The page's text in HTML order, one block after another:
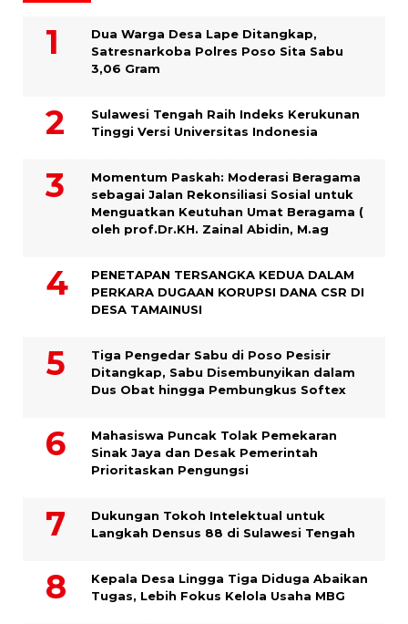
Dua Warga Desa Lape Ditangkap,
Satresnarkoba Polres Poso Sita Sabu
3,06 Gram
Sulawesi Tengah Raih Indeks Kerukunan
Tinggi Versi Universitas Indonesia
Momentum Paskah: Moderasi Beragama
sebagai Jalan Rekonsiliasi Sosial untuk
Menguatkan Keutuhan Umat Beragama (
oleh prof.Dr.KH. Zainal Abidin, M.ag
PENETAPAN TERSANGKA KEDUA DALAM
PERKARA DUGAAN KORUPSI DANA CSR DI
DESA TAMAINUSI
Tiga Pengedar Sabu di Poso Pesisir
Ditangkap, Sabu Disembunyikan dalam
Dus Obat hingga Pembungkus Softex
Mahasiswa Puncak Tolak Pemekaran
Sinak Jaya dan Desak Pemerintah
Prioritaskan Pengungsi
Dukungan Tokoh Intelektual untuk
Langkah Densus 88 di Sulawesi Tengah
Kepala Desa Lingga Tiga Diduga Abaikan
Tugas, Lebih Fokus Kelola Usaha MBG